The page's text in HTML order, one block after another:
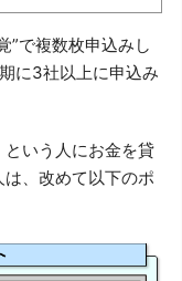
”で複数枚申込みし
に3社以上に申込み
という人にお金を貸
、改めて以下のポ